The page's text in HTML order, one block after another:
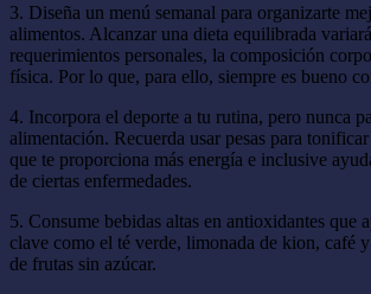
3. Diseña un menú semanal para organizarte
alimentos. Alcanzar una dieta equilibrada
requerimientos personales, la composición
física. Por lo que, para ello, siempre es bueno
4. Incorpora el deporte a tu rutina, pero nunca
alimentación. Recuerda usar pesas para
que te proporciona más energía e inclusive
de ciertas enfermedades.
5. Consume bebidas altas en antioxidantes que
clave como el té verde, limonada de kion, café
de frutas sin azúcar.